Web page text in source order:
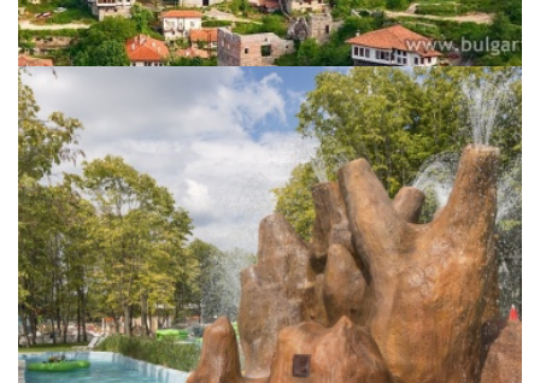
Sommerangebote 2026 -
Aquaclub****Hotels